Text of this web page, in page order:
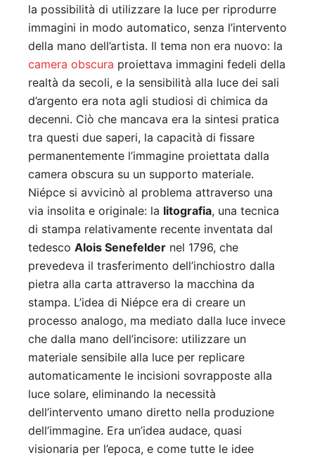
la possibilità di utilizzare la luce per riprodurre
immagini in modo automatico, senza l’intervento
della mano dell’artista. Il tema non era nuovo: la
camera obscura proiettava immagini fedeli della
realtà da secoli, e la sensibilità alla luce dei sali
d’argento era nota agli studiosi di chimica da
decenni. Ciò che mancava era la sintesi pratica
tra questi due saperi, la capacità di fissare
permanentemente l’immagine proiettata dalla
camera obscura su un supporto materiale.
Niépce si avvicinò al problema attraverso una
via insolita e originale: la litografia, una tecnica
di stampa relativamente recente inventata dal
tedesco Alois Senefelder nel 1796, che
prevedeva il trasferimento dell’inchiostro dalla
pietra alla carta attraverso la macchina da
stampa. L’idea di Niépce era di creare un
processo analogo, ma mediato dalla luce invece
che dalla mano dell’incisore: utilizzare un
materiale sensibile alla luce per replicare
automaticamente le incisioni sovrapposte alla
luce solare, eliminando la necessità
dell’intervento umano diretto nella produzione
dell’immagine. Era un’idea audace, quasi
visionaria per l’epoca, e come tutte le idee